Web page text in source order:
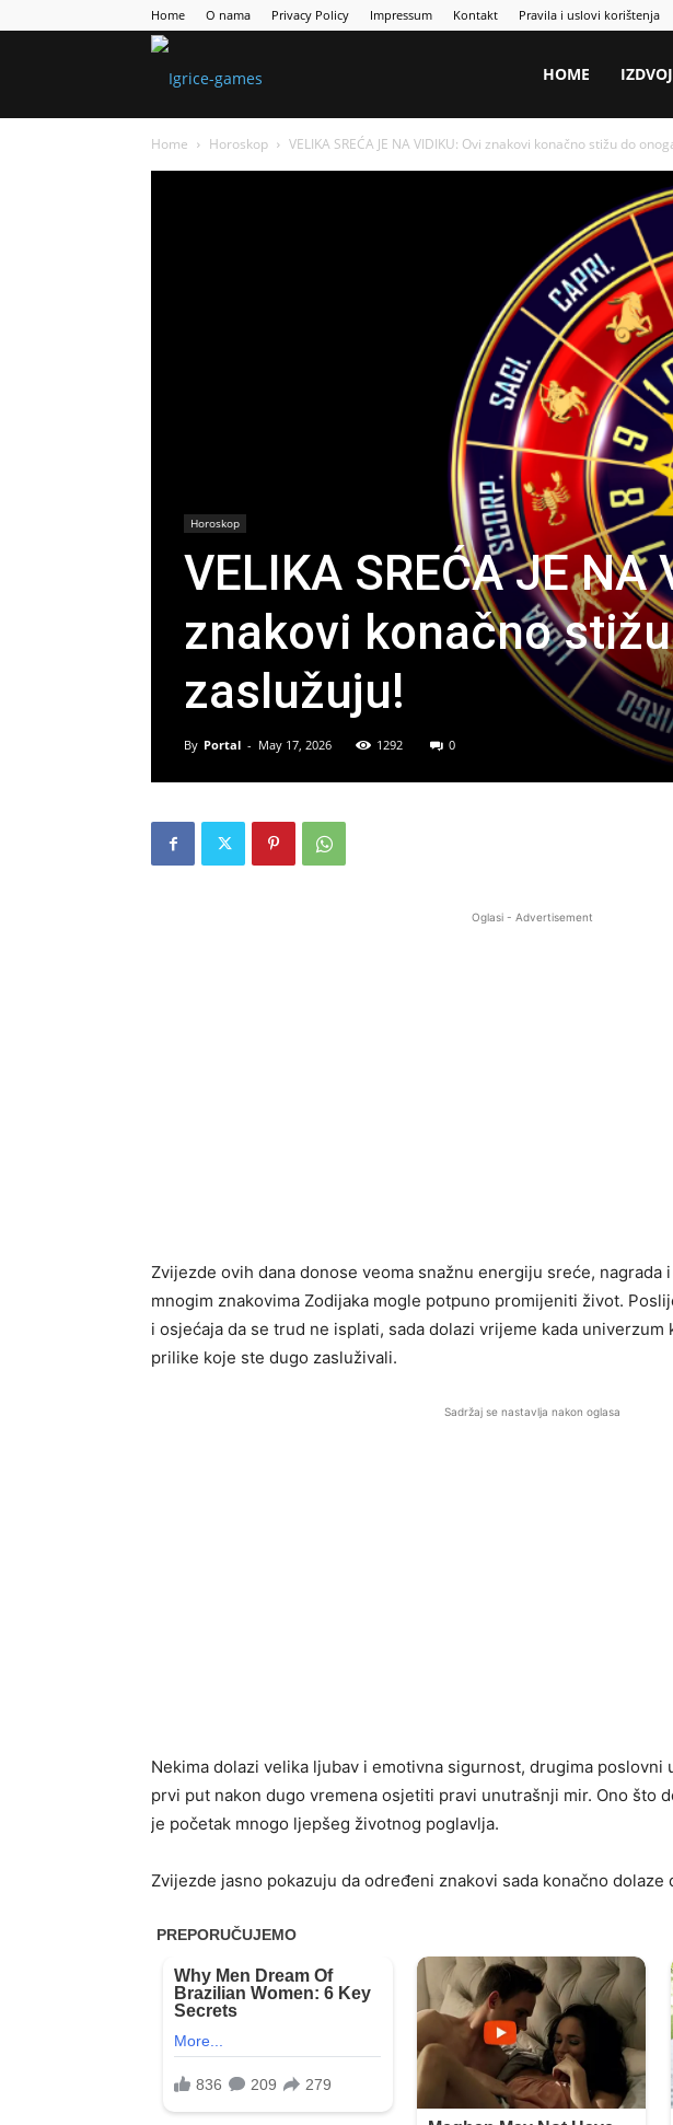
Home O nama Privacy Policy Impressum Kontakt Pravila i uslovi korištenja
HOME
Home Horoskop VELIKA SREĆA JE NA VIDIKU: Ovi znakovi konačno stižu do
Horoskop
VELIKA SREĆA JE NA
znakovi konačno
zaslužuju!
By Portal - May 17, 2026 1292 0
Oglasi - Advertisement
Zvijezde ovih dana donose veoma snažnu energiju sreće, nagrada
mnogim znakovima Zodijaka mogle potpuno promijeniti život.
i osjećaja da se trud ne isplati, sada dolazi vrijeme kada univerzum
prilike koje ste dugo zasluživali.
Sadržaj se nastavlja nakon oglasa
Nekima dolazi velika ljubav i emotivna sigurnost, drugima poslovni
prvi put nakon dugo vremena osjetiti pravi unutrašnji mir. Ono što
je početak mnogo ljepšeg životnog poglavlja.
Zvijezde jasno pokazuju da određeni znakovi sada konačno dolaze